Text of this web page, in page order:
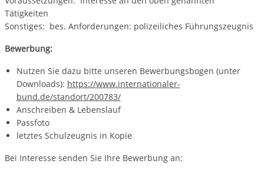
Tätigkeiten
Sonstiges: bes. Anforderungen: polizeiliches Führungszeugnis
Bewerbung:
Nutzen Sie dazu bitte unseren Bewerbungsbogen (unter
Downloads): https://www.internationaler-
bund.de/standort/200783/
Anschreiben & Lebenslauf
Passfoto
letztes Schulzeugnis in Kopie
Bei Interesse senden Sie Ihre Bewerbung an: